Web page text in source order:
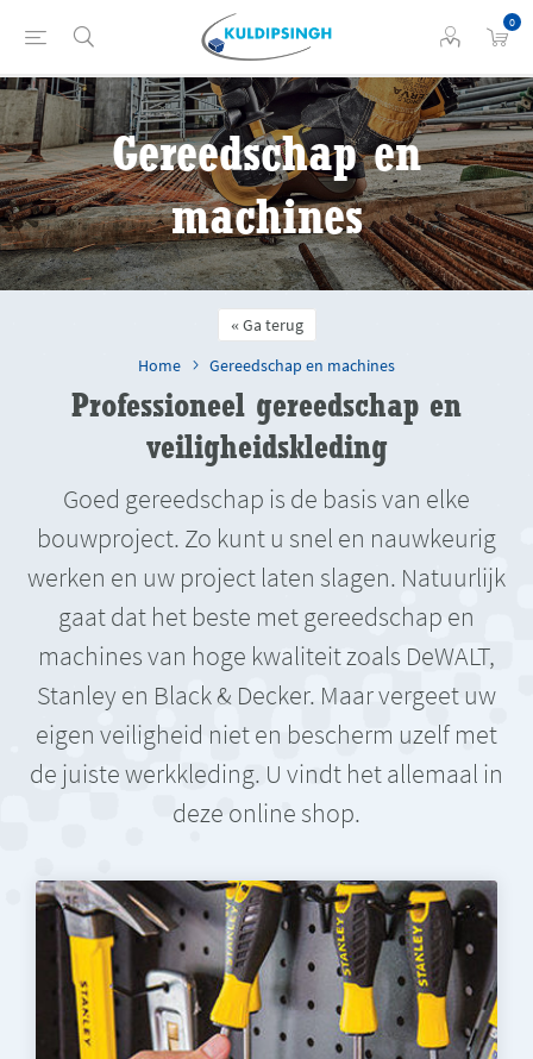
0
Gereedschap en
machines
Ga terug
Home
Gereedschap en machines
Professioneel gereedschap en
veiligheidskleding
Goed gereedschap is de basis van elke
bouwproject. Zo kunt u snel en nauwkeurig
werken en uw project laten slagen. Natuurlijk
gaat dat het beste met gereedschap en
machines van hoge kwaliteit zoals DeWALT,
Stanley en Black & Decker. Maar vergeet uw
eigen veiligheid niet en bescherm uzelf met
de juiste werkkleding. U vindt het allemaal in
deze online shop.